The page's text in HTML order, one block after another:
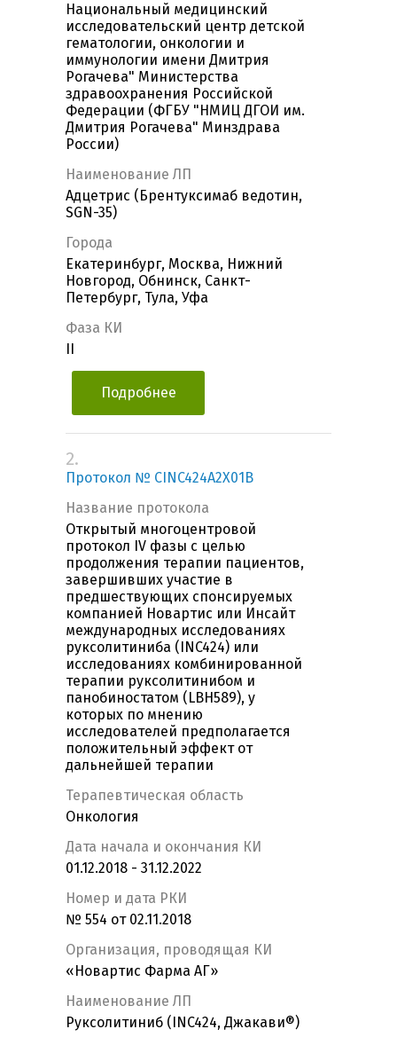
Национальный медицинский
исследовательский центр детской
гематологии, онкологии и
иммунологии имени Дмитрия
Рогачева" Министерства
здравоохранения Российской
Федерации (ФГБУ "НМИЦ ДГОИ им.
Дмитрия Рогачева" Минздрава
России)
Наименование ЛП
Адцетрис (Брентуксимаб ведотин,
SGN-35)
Города
Екатеринбург, Москва, Нижний
Новгород, Обнинск, Санкт-
Петербург, Тула, Уфа
Фаза КИ
Подробнее
2.
Протокол № CINC424A2X01B
Название протокола
Открытый многоцентровой
протокол IV фазы с целью
продолжения терапии пациентов,
завершивших участие в
предшествующих спонсируемых
компанией Новартис или Инсайт
международных исследованиях
руксолитиниба (INC424) или
исследованиях комбинированной
терапии руксолитинибом и
панобиностатом (LBH589), у
которых по мнению
исследователей предполагается
положительный эффект от
дальнейшей терапии
Терапевтическая область
Онкология
Дата начала и окончания КИ
01.12.2018 - 31.12.2022
Номер и дата РКИ
№ 554 от 02.11.2018
Организация, проводящая КИ
«Новартис Фарма АГ»
Наименование ЛП
Руксолитиниб (INC424, Джакави®)